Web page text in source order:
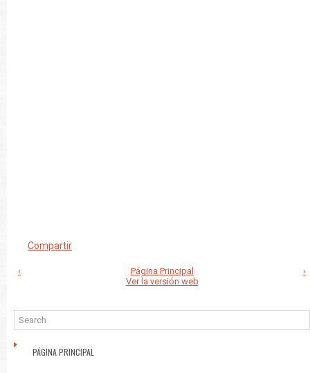
Compartir
‹ ›
Página Principal
Ver la versión web
PÁGINA PRINCIPAL